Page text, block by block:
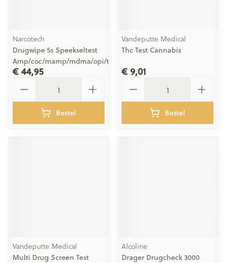
Narcotech
Drugwipe 5s Speekseltest
Amp/coc/mamp/mdma/opi/thc
€ 44,95
Bestel
Vandeputte Medical
Thc Test Cannabis
€ 9,01
Bestel
Vandeputte Medical
Multi Drug Screen Test
Alcoline
Drager Drugcheck 3000